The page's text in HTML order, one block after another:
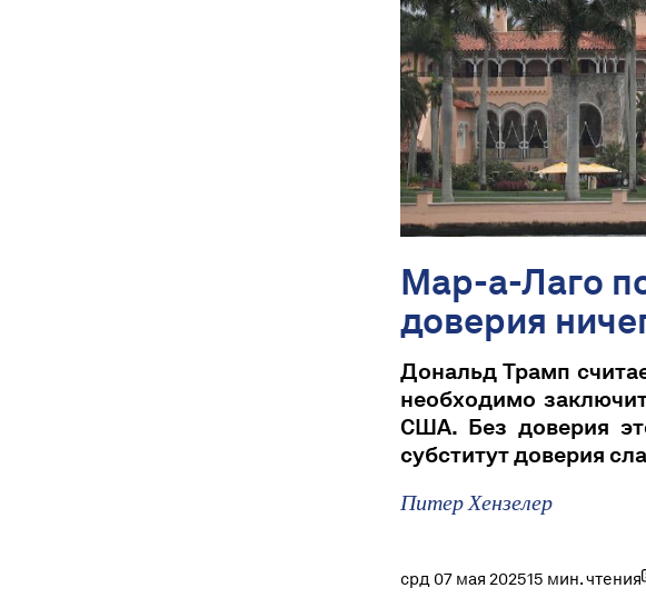
Мар-а-Лаго
доверия
Дональд Трамп
необходимо
США. Без доверия
субститут доверия
Питер Хензелер
срд 07 мая 202515 мин. чтения